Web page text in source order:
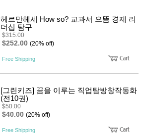
헤르만헤세 How so? 교과서 으뜸 경제 리
더십 탐구
$315.00
$252.00 (20% off)
Free Shipping
[그린키즈] 꿈을 이루는 직업탐방창작동화
(전10권)
$50.00
$40.00 (20% off)
Free Shipping